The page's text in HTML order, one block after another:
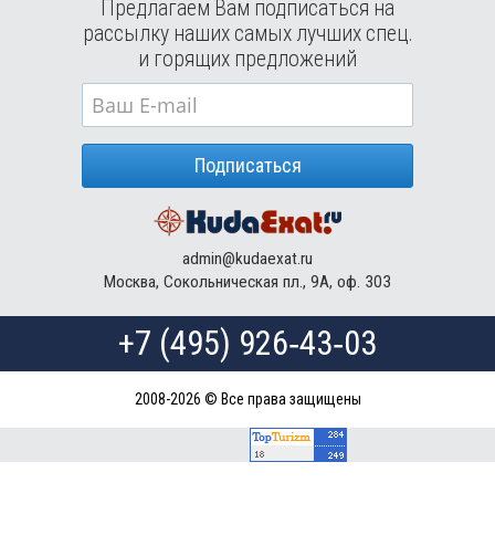
Предлагаем Вам подписаться на
рассылку наших самых лучших спец.
и горящих предложений
Подписаться
admin@kudaexat.ru
Москва, Сокольническая пл., 9А, оф. 303
+7 (495) 926‑43‑03
2008-2026 © Все права защищены